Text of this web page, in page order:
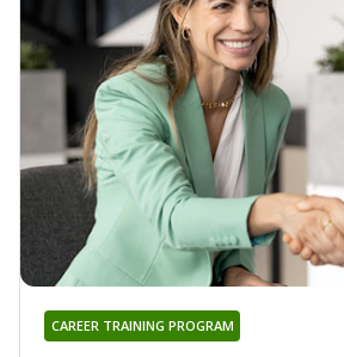
CAREER TRAINING PROGRAM